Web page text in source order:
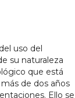
uso del
su naturaleza
que está
de dos años
Ello se